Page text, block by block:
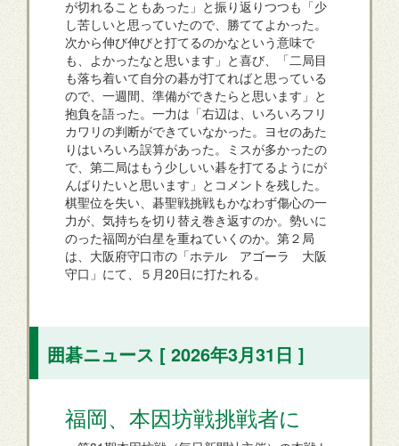
が切れることもあった」と振り返りつつも「少
し苦しいと思っていたので、勝ててよかった。
次から伸び伸びと打てるのかなという意味で
も、よかったなと思います」と喜び、「二局目
も落ち着いて自分の碁が打てればと思っている
ので、一週間、準備ができたらと思います」と
抱負を語った。一力は「右辺は、いろいろフリ
カワリの判断ができていなかった。ヨセのあた
りはいろいろ誤算があった。ミスが多かったの
で、第二局はもう少しいい碁を打てるようにが
んばりたいと思います」とコメントを残した。
棋聖位を失い、碁聖戦挑戦もかなわず傷心の一
力が、気持ちを切り替え巻き返すのか。勢いに
のった福岡が白星を重ねていくのか。第２局
は、大阪府守口市の「ホテル アゴーラ 大阪
守口」にて、５月20日に打たれる。
囲碁ニュース [ 2026年3月31日 ]
福岡、本因坊戦挑戦者に